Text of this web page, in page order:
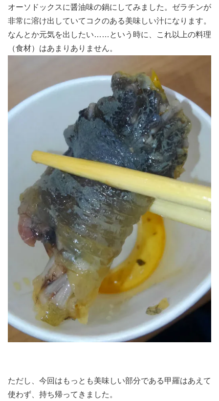
オーソドックスに醤油味の鍋にしてみました。ゼラチンが
非常に溶け出していてコクのある美味しい汁になります。
なんとか元気を出したい……という時に、これ以上の料理
（食材）はあまりありません。
ただし、今回はもっとも美味しい部分である甲羅はあえて
使わず、持ち帰ってきました。